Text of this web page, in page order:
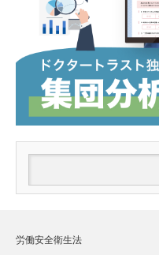
労働安全衛生法